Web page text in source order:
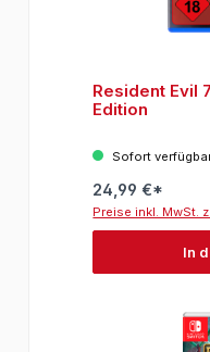
Resident Evil
Edition
Sofort
24,99 €*
Preise inkl. MwSt.
In